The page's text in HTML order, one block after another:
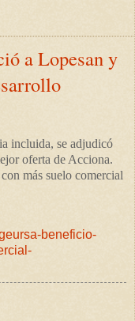
a Lopesan y
incluida, se adjudicó
oferta de Acciona.
más suelo comercial
beneficio-